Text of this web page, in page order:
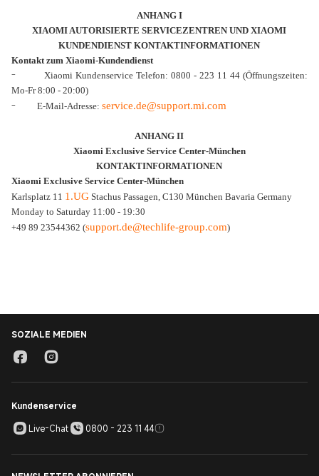
ANHANG I
XIAOMI AUTORISIERTE SERVICEZENTREN UND XIAOMI
KUNDENDIENST KONTAKTINFORMATIONEN
Kontakt zum Xiaomi-Kundendienst
-
Xiaomi Kundenservice Telefon: 0800 - 223 11 44 (Öffnungszeiten:
Mo-Fr 8:00 - 20:00)
- E-Mail-Adresse: service.de@support.mi.com
ANHANG II
Xiaomi Exclusive Service Center-München
KONTAKTINFORMATIONEN
Xiaomi Exclusive Service Center-München
Karlsplatz 11 1.UG Stachus Passagen, C130 München Bavaria Germany
Monday to Saturday 11:00 - 19:30
+49 89 23544362 (support.de@techlife-group.com)
SOZIALE MEDIEN
Kundenservice
Live-Chat
0800 - 223 11 44